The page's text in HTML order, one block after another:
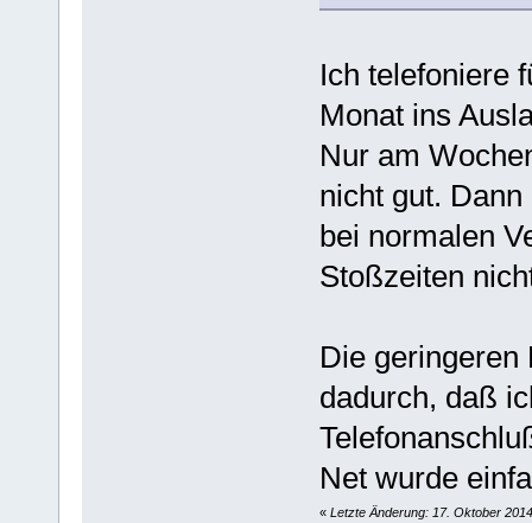
Ich telefoniere
Monat ins
Nur am
nicht gut.
bei normalen
Stoßzeiten
Die geringeren
dadurch, daß
Net wurde
« Letzte Änderung: 17. Oktober